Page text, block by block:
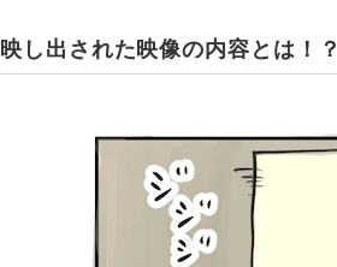
映し出された映像の内容とは！？